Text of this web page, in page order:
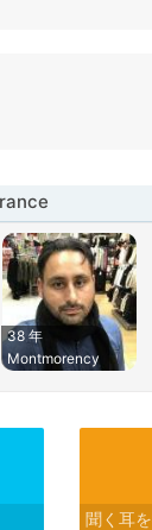
38 年
Montmorency
聞く耳